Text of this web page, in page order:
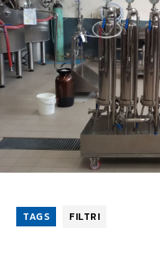
TAGS FILTRI